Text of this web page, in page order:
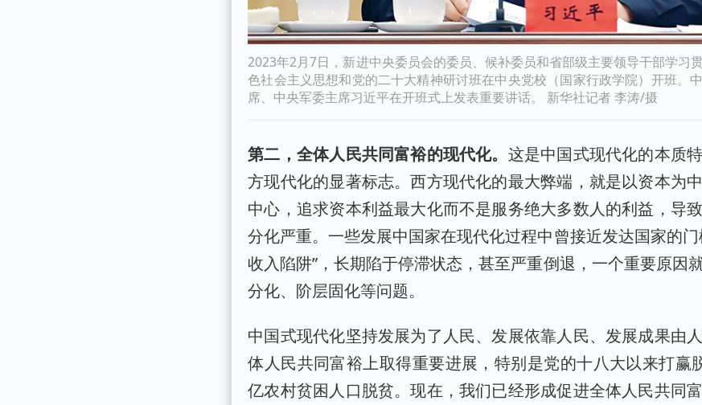
2023年2月7日，新进中央委员会的委员、候补委员和省部级主要领导干部学习
色社会主义思想和党的二十大精神研讨班在中央党校（国家行政学院）开班。
席、中央军委主席习近平在开班式上发表重要讲话。 新华社记者 李涛/摄
第二，全体人民共同富裕的现代化。 这是中国式现代化的本质
方现代化的显著标志。西方现代化的最大弊端，就是以资本为
中心，追求资本利益最大化而不是服务绝大多数人的利益，导
分化严重。一些发展中国家在现代化过程中曾接近发达国家的
收入陷阱”，长期陷于停滞状态，甚至严重倒退，一个重要原因
分化、阶层固化等问题。
中国式现代化坚持发展为了人民、发展依靠人民、发展成果由
体人民共同富裕上取得重要进展，特别是党的十八大以来打赢
亿农村贫困人口脱贫。现在，我们已经形成促进全体人民共同